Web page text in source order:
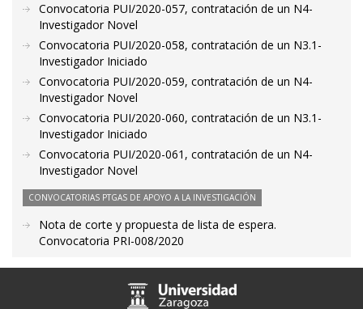
Convocatoria PUI/2020-057, contratación de un N4-
Investigador Novel
Convocatoria PUI/2020-058, contratación de un N3.1-
Investigador Iniciado
Convocatoria PUI/2020-059, contratación de un N4-
Investigador Novel
Convocatoria PUI/2020-060, contratación de un N3.1-
Investigador Iniciado
Convocatoria PUI/2020-061, contratación de un N4-
Investigador Novel
CONVOCATORIAS PTGAS DE APOYO A LA INVESTIGACIÓN
Nota de corte y propuesta de lista de espera.
Convocatoria PRI-008/2020